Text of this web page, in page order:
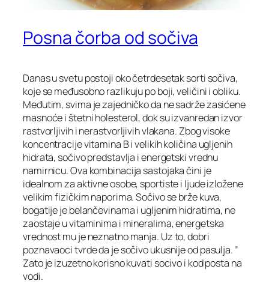
Posna čorba od sočiva
Danas u svetu postoji oko četrdesetak sorti sočiva,
koje se međusobno razlikuju po boji, veličini i obliku.
Međutim, svima je zajedničko da ne sadrže zasićene
masnoće i štetni holesterol, dok su izvanredan izvor
rastvorljivih i nerastvorljivih vlakana. Zbog visoke
koncentracije vitamina B i velikih količina ugljenih
hidrata, sočivo predstavlja i energetski vrednu
namirnicu. Ova kombinacija sastojaka čini je
idealnom za aktivne osobe, sportiste i ljude izložene
velikim fizičkim naporima. Sočivo se brže kuva,
bogatije je belančevinama i ugljenim hidratima, ne
zaostaje u vitaminima i mineralima, energetska
vrednost mu je neznatno manja. Uz to, dobri
poznavaoci tvrde da je sočivo ukusnije od pasulja. ”
Zato je izuzetno korisno kuvati socivo i kod posta na
vodi.